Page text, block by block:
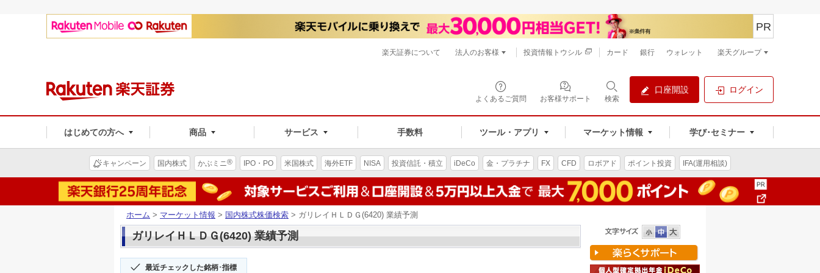
よくあるご質問 お客様サポート 検索
口座開設 ログイン
はじめての方へ 商品 サービス 手数料 ツール・アプリ マーケット情報 学び･セミナー
PR
楽天証券について 法人のお客様 投資情報トウシル カード 銀行 ウォレット 楽天グループ
キャンペーン 国内株式 かぶミニ® IPO・PO 米国株式 海外ETF NISA 投資信託・積立 iDeCo 金・プラチナ FX CFD ロボアド ポイント投資 IFA(運用相談)
ホーム > マーケット情報 > 国内株式株価検索 > ガリレイＨＬＤＧ(6420) 業績予測
ガリレイＨＬＤＧ(6420) 業績予測
最近チェックした銘柄･指標